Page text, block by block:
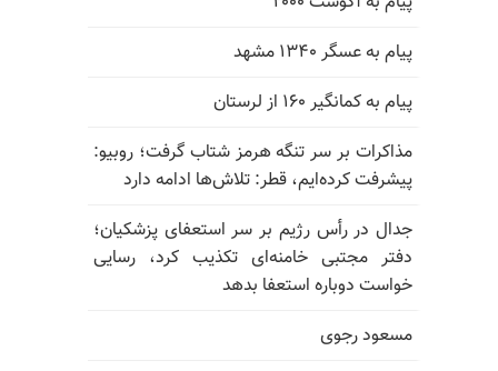
پیام به عسگر ۱۳۴۰ مشهد
پیام به کمانگیر ۱۶۰ از لرستان
مذاکرات بر سر تنگه هرمز شتاب گرفت؛ روبیو:
پیشرفت کرده‌ایم، قطر: تلاش‌ها ادامه دارد
جدال در رأس رژیم بر سر استعفای پزشکیان؛
دفتر مجتبی خامنه‌ای تکذیب کرد، رسایی
خواست دوباره استعفا بدهد
مسعود رجوی